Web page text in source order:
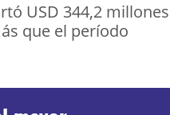
USD 344,2 millones
que el período